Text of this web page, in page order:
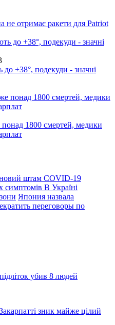
не отримає ракети для Patriot
+38°, подекуди - значні
1800 смертей, медики
новий штам COVID-19
симптомів В Україні
Япония назвала
переговоры по
убив 8 людей
зник майже цілий